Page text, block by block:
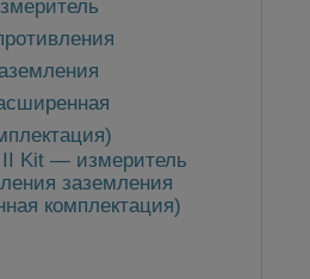
II Kit — измеритель
заземления
комплектация)